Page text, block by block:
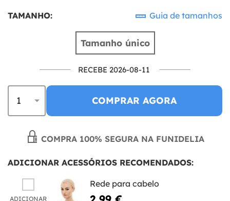
TAMANHO: Guia de tamanhos
Tamanho único
RECEBE 2026-08-11
COMPRAR AGORA
COMPRA 100% SEGURA NA FUNIDELIA
ADICIONAR ACESSÓRIOS RECOMENDADOS:
ADICIONAR
Rede para cabelo